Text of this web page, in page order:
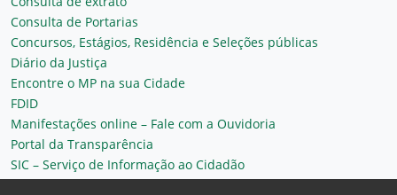
Consulta de Portarias
Concursos, Estágios, Residência e Seleções públicas
Diário da Justiça
Encontre o MP na sua Cidade
FDID
Manifestações online – Fale com a Ouvidoria
Portal da Transparência
SIC – Serviço de Informação ao Cidadão
Plantão MP do Ceará